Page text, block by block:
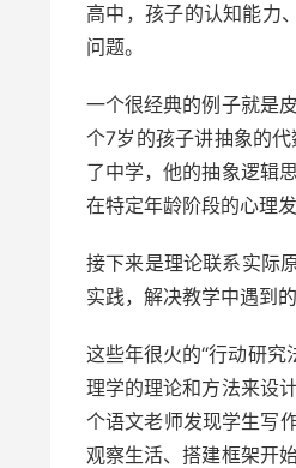
高中，孩子的认知能力
问题。
一个很经典的例子就是
个7岁的孩子讲抽象的
了中学，他的抽象逻辑
在特定年龄阶段的心理
接下来是理论联系实际
实践，解决教学中遇到
这些年很火的“行动研
理学的理论和方法来设
个语文老师发现学生写
观察生活、搭建框架开